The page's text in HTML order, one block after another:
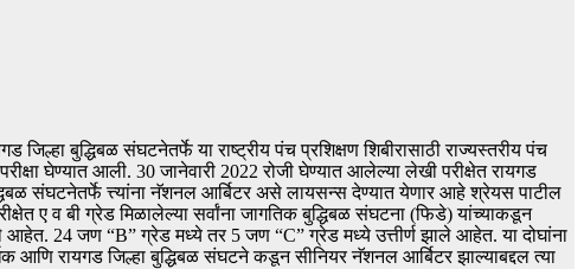
बुद्धिबळ संघटनेतर्फे या राष्ट्रीय पंच प्रशिक्षण शिबीरासाठी राज्यस्तरीय पंच
घेण्यात आली. 30 जानेवारी 2022 रोजी घेण्यात आलेल्या लेखी परीक्षेत रायगड
संघटनेतर्फे त्त्यांना नॅशनल आर्बिटर असे लायसन्स देण्यात येणार आहे श्रेयस पाटील
ए व बी ग्रेड मिळालेल्या सर्वांना जागतिक बुद्धिबळ संघटना (फिडे) यांच्याकडून
24 जण “B” ग्रेड मध्ये तर 5 जण “C” ग्रेड मध्ये उत्तीर्ण झाले आहेत. या दोघांना
आणि रायगड जिल्हा बुद्धिबळ संघटने कडून सीनियर नॅशनल आर्बिटर झाल्याबद्दल त्या